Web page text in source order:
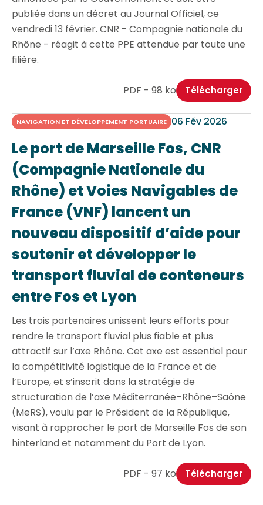
publiée dans un décret au Journal Officiel, ce
vendredi 13 février. CNR - Compagnie nationale du
Rhône - réagit à cette PPE attendue par toute une
filière.
PDF - 98 ko Télécharger
NAVIGATION ET DÉVELOPPEMENT PORTUAIRE 06 Fév 2026
Le port de Marseille Fos, CNR
(Compagnie Nationale du
Rhône) et Voies Navigables de
France (VNF) lancent un
nouveau dispositif d’aide pour
soutenir et développer le
transport fluvial de conteneurs
entre Fos et Lyon
Les trois partenaires unissent leurs efforts pour
rendre le transport fluvial plus fiable et plus
attractif sur l’axe Rhône. Cet axe est essentiel pour
la compétitivité logistique de la France et de
l’Europe, et s’inscrit dans la stratégie de
structuration de l’axe Méditerranée–Rhône–Saône
(MeRS), voulu par le Président de la République,
visant à rapprocher le port de Marseille Fos de son
hinterland et notamment du Port de Lyon.
PDF - 97 ko Télécharger